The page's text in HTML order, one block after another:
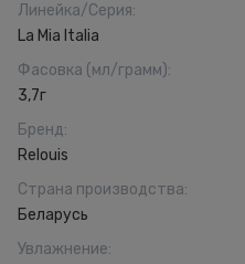
Линейка/Серия:
La Mia Italia
Фасовка (мл/грамм):
3,7г
Бренд:
Relouis
Страна производства:
Беларусь
Увлажнение: